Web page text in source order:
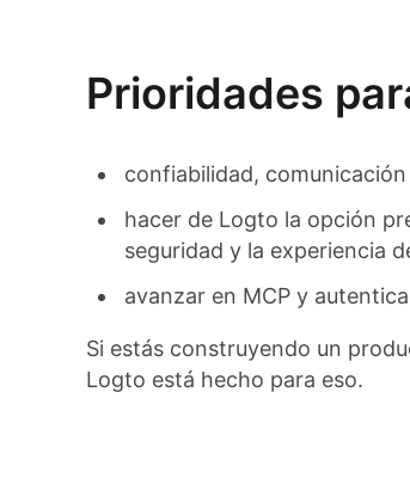
Prioridades
confiabilidad,
hacer de Logto la opción
seguridad y la experiencia
avanzar en MCP y
Si estás construyendo un
Logto está hecho para eso.